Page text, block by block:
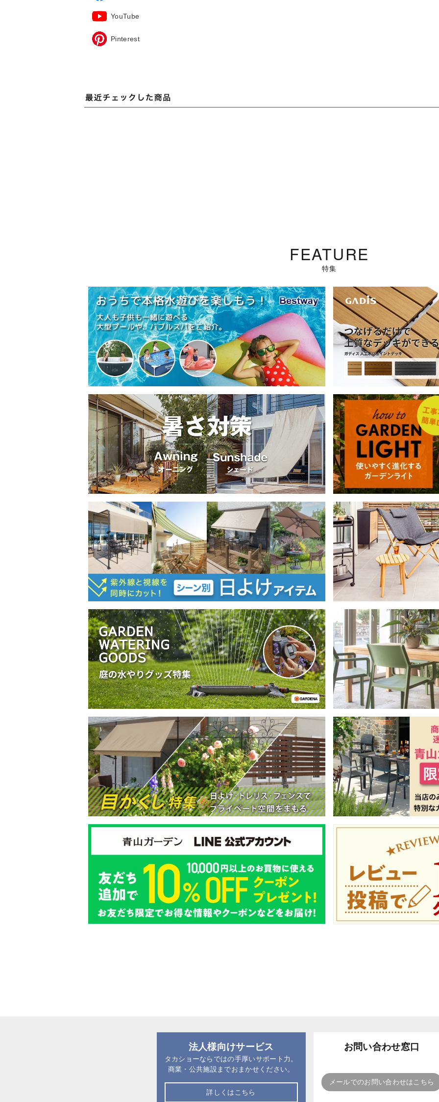
YouTube
Pinterest
FEATURE
特集
法人様向けサービス
タカショーならではの手厚いサポート力。
商業・公共施設までおまかせください。
詳しくはこちら
お問い合わせ窓口
メールでのお問い合わせはこちら